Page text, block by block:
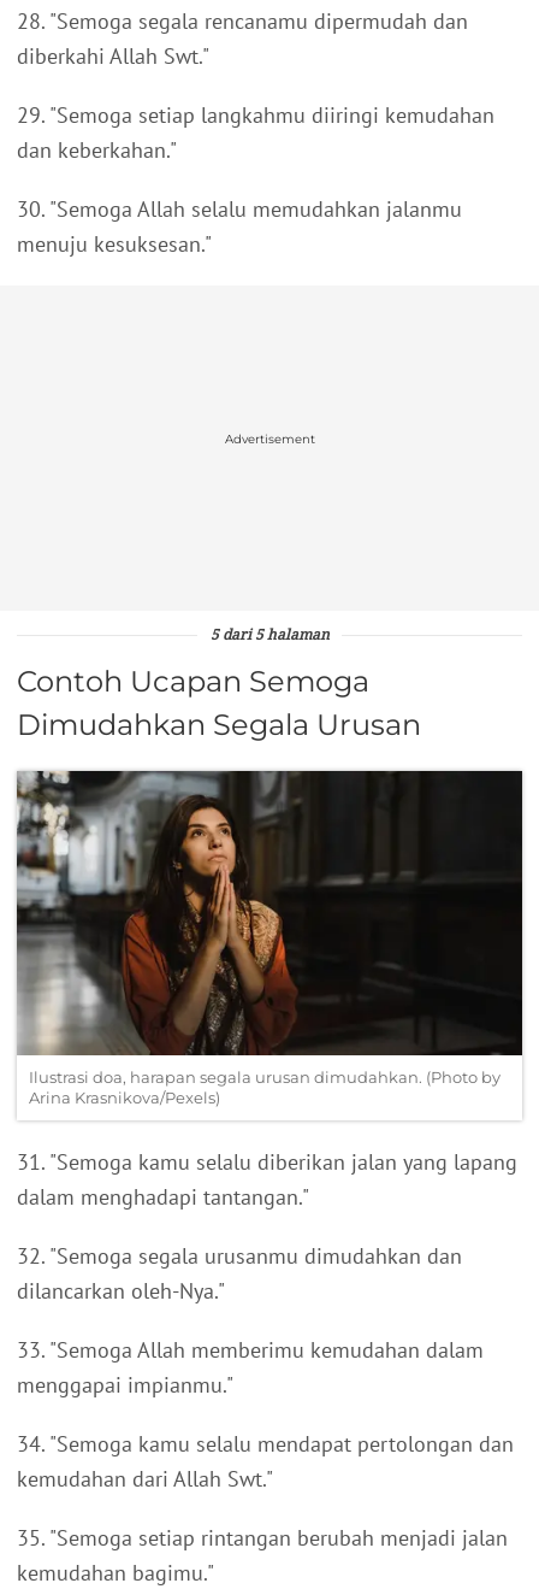
28. "Semoga segala rencanamu dipermudah dan
diberkahi Allah Swt."
29. "Semoga setiap langkahmu diiringi kemudahan
dan keberkahan."
30. "Semoga Allah selalu memudahkan jalanmu
menuju kesuksesan."
Advertisement
5 dari 5 halaman
Contoh Ucapan Semoga
Dimudahkan Segala Urusan
Ilustrasi doa, harapan segala urusan dimudahkan. (Photo by
Arina Krasnikova/Pexels)
31. "Semoga kamu selalu diberikan jalan yang lapang
dalam menghadapi tantangan."
32. "Semoga segala urusanmu dimudahkan dan
dilancarkan oleh-Nya."
33. "Semoga Allah memberimu kemudahan dalam
menggapai impianmu."
34. "Semoga kamu selalu mendapat pertolongan dan
kemudahan dari Allah Swt."
35. "Semoga setiap rintangan berubah menjadi jalan
kemudahan bagimu."